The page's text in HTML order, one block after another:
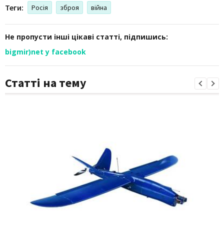
Теги: Росія зброя війна
Не пропусти інші цікаві статті, підпишись:
bigmir)net у facebook
Статті на тему